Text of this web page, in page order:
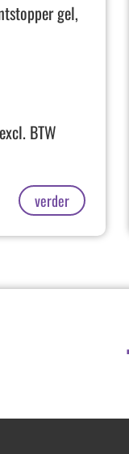
gel,
excl. BTW
verder